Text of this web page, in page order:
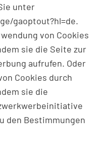
unter
gaoptout?hl=de.
von Cookies
sie die Seite zur
aufrufen. Oder
Cookies durch
sie die
den Bestimmungen